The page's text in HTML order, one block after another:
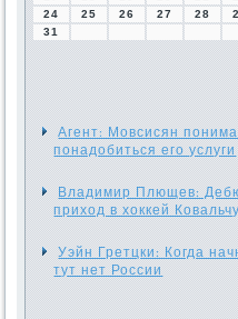
24
25 26 27 28
31
Агент: Мовсисян
понадобиться его услуги
Владимир Плющев:
приход в хоккей
Уэйн Гретцки: Когда
тут нет России